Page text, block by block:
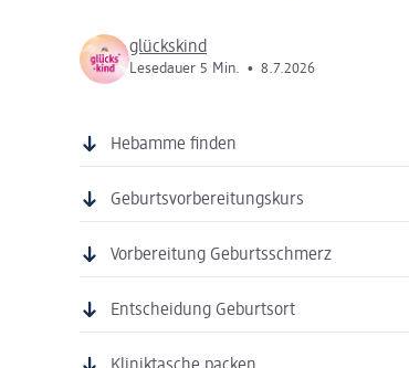
glückskind
Lesedauer 5 Min. • 8.7.2026
Hebamme finden
Geburtsvorbereitungskurs
Vorbereitung Geburtsschmerz
Entscheidung Geburtsort